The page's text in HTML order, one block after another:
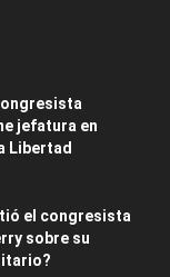
jefatura en
Libertad
el congresista
sobre su